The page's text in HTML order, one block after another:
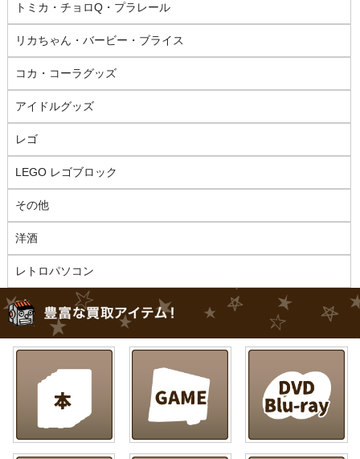
トミカ・チョロQ・プラレール
リカちゃん・バービー・ブライス
コカ・コーラグッズ
アイドルグッズ
レゴ
LEGO レゴブロック
その他
洋酒
レトロパソコン